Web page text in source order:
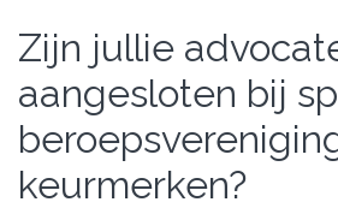
Zijn jullie
aangesloten bij
keurmerken?